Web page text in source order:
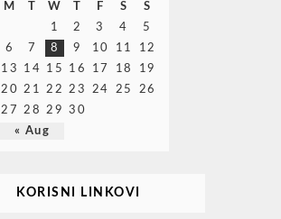
M W F S S
« Aug
1 2 3 4
5
6
7 8 9 10 11
12
13
14 15 16 17 18
19
20 21 22 23 24 25
26
27
28 29 30
KORISNI LINKOVI